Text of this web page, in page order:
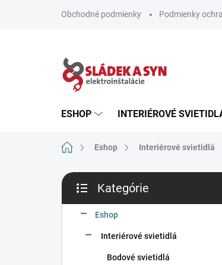
Obchodné podmienky Podmienky
ESHOP INTERIÉROVÉ
DomovEshop Interiérové svietidlá
B
č
kategórie
Kategórie
Eshop
Interiérové svietidlá
Bodové svietidlá